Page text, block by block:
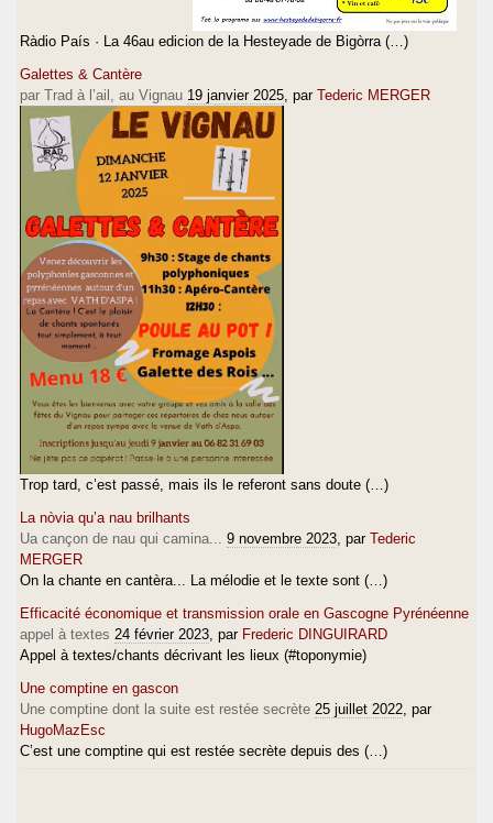
Ràdio País · La 46au edicion de la Hesteyade de Bigòrra (…)
Galettes & Cantère
par Trad à l’ail, au Vignau 19 janvier 2025 , par Tederic MERGER
Trop tard, c’est passé, mais ils le referont sans doute (…)
La nòvia qu’a nau brilhants
Ua cançon de nau qui camina...
9 novembre 2023 , par Tederic
MERGER
On la chante en cantèra... La mélodie et le texte sont (…)
Efficacité économique et transmission orale en Gascogne Pyrénéenne
appel à textes 24 février 2023 , par Frederic DINGUIRARD
Appel à textes/chants décrivant les lieux (#toponymie)
Une comptine en gascon
Une comptine dont la suite est restée secrète 25 juillet 2022 , par
HugoMazEsc
C’est une comptine qui est restée secrète depuis des (…)